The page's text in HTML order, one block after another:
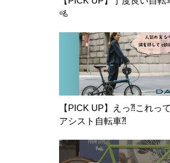
🚵
【PICK UP】えっ⁈これっ
アシスト自転車⁈